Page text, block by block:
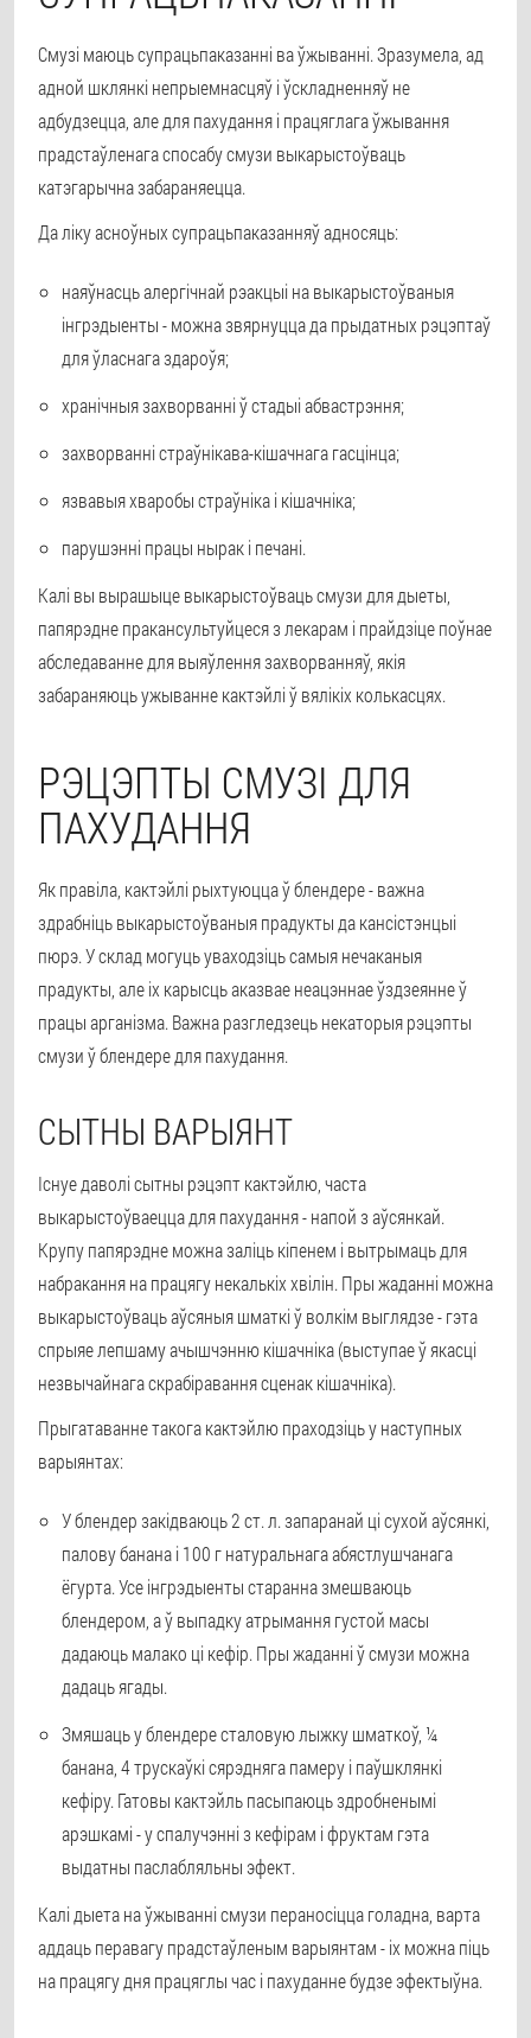
Смузі маюць супрацьпаказанні ва ўжыванні. Зразумела, ад
адной шклянкі непрыемнасцяў і ўскладненняў не
адбудзецца, але для пахудання і працяглага ўжывання
прадстаўленага спосабу смузи выкарыстоўваць
катэгарычна забараняецца.
Да ліку асноўных супрацьпаказанняў адносяць:
наяўнасць алергічнай рэакцыі на выкарыстоўваныя
інгрэдыенты - можна звярнуцца да прыдатных рэцэптаў
для ўласнага здароўя;
хранічныя захворванні ў стадыі абвастрэння;
захворванні страўнікава-кішачнага гасцінца;
язвавыя хваробы страўніка і кішачніка;
парушэнні працы нырак і печані.
Калі вы вырашыце выкарыстоўваць смузи для дыеты,
папярэдне пракансультуйцеся з лекарам і прайдзіце поўнае
абследаванне для выяўлення захворванняў, якія
забараняюць ужыванне кактэйлі ў вялікіх колькасцях.
РЭЦЭПТЫ СМУЗІ ДЛЯ
ПАХУДАННЯ
Як правіла, кактэйлі рыхтуюцца ў блендере - важна
здрабніць выкарыстоўваныя прадукты да кансістэнцыі
пюрэ. У склад могуць уваходзіць самыя нечаканыя
прадукты, але іх карысць аказвае неацэннае ўздзеянне ў
працы арганізма. Важна разгледзець некаторыя рэцэпты
смузи ў блендере для пахудання.
СЫТНЫ ВАРЫЯНТ
Існуе даволі сытны рэцэпт кактэйлю, часта
выкарыстоўваецца для пахудання - напой з аўсянкай.
Крупу папярэдне можна заліць кіпенем і вытрымаць для
набракання на працягу некалькіх хвілін. Пры жаданні можна
выкарыстоўваць аўсяныя шматкі ў волкім выглядзе - гэта
спрыяе лепшаму ачышчэнню кішачніка (выступае ў якасці
незвычайнага скрабіравання сценак кішачніка).
Прыгатаванне такога кактэйлю праходзіць у наступных
варыянтах:
У блендер закідваюць 2 ст. л. запаранай ці сухой аўсянкі,
палову банана і 100 г натуральнага абястлушчанага
ёгурта. Усе інгрэдыенты старанна змешваюць
блендером, а ў выпадку атрымання густой масы
дадаюць малако ці кефір. Пры жаданні ў смузи можна
дадаць ягады.
Змяшаць у блендере сталовую лыжку шматкоў, ¼
банана, 4 трускаўкі сярэдняга памеру і паўшклянкі
кефіру. Гатовы кактэйль пасыпаюць здробненымі
арэшкамі - у спалучэнні з кефірам і фруктам гэта
выдатны паслабляльны эфект.
Калі дыета на ўжыванні смузи пераносіцца голадна, варта
аддаць перавагу прадстаўленым варыянтам - іх можна піць
на працягу дня працяглы час і пахуданне будзе эфектыўна.